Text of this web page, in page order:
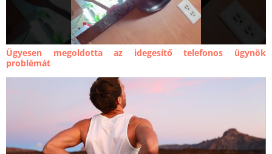
Ügyesen megoldotta az idegesítő telefonos ügynök
problémát